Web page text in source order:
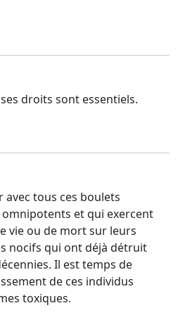
droits sont essentiels.
tous ces boulets
et qui exercent
vie ou de mort sur leurs
nocifs qui ont déjà détruit
Il est temps de
de ces individus
toxiques.